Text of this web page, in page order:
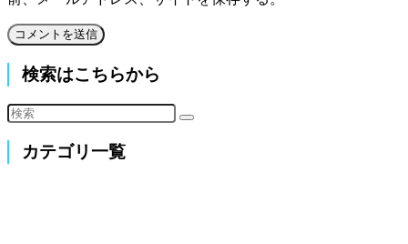
検索はこちらから
カテゴリ一覧